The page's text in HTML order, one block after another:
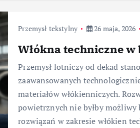
Przemysł tekstylny 26 maja, 2026
Włókna techniczne
Przemysł lotniczy od dekad
zaawansowanych
materiałów włókienniczych.
powietrznych nie byłby możliwy
rozwiązań w zakresie włókien